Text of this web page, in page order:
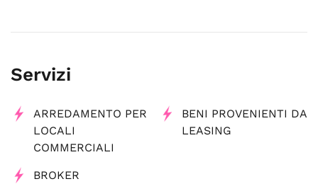
Servizi
ARREDAMENTO PER
LOCALI
COMMERCIALI
BENI PROVENIENTI DA
LEASING
BROKER